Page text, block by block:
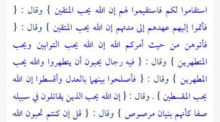
استقاموا لكم فاستقيموا لهم إن الله يحب المتقين } وقال : {
فأتموا إليهم عهدهم إلى مدتهم إن الله يحب المتقين } وقال : {
فأتوهن من حيث أمركم الله إن الله يحب التوابين ويحب
المتطهرين } وقال : { فيه رجال يحبون أن يتطهروا والله يحب
المطهرين } وقال : { فأصلحوا بينهما بالعدل وأقسطوا إن الله
يحب المقسطين} . وقال : {إن الله يحب الذين يقاتلون في سبيله
صفا كأنهم بنيان مرصوص } وقال : { قل إن كنتم تحبون الله